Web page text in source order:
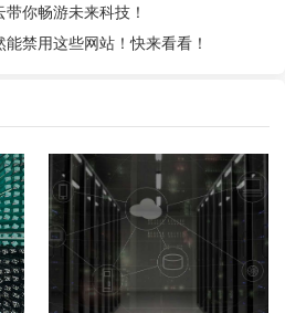
你畅游未来科技！
禁用这些网站！快来看看！